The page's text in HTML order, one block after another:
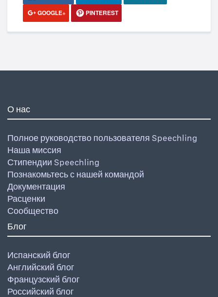
GOOGLE+
PINTEREST
О нас
Полное руководство пользователя Speechling
Наша миссия
Стипендии Speechling
Познакомьтесь с нашей командой
Документация
Расценки
Сообщество
Блог
Испанский блог
Английский блог
Французский блог
Российский блог